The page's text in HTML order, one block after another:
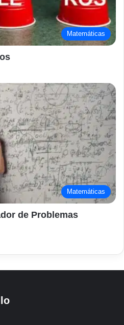
Matemáticas
Matemáticas
de Problemas